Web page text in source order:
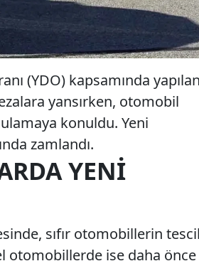
(YDO) kapsamında
yansırken, otomobil
konuldu. Yeni
zamlandı.
YENI
sıfır otomobillerin
otomobillerde ise daha önce